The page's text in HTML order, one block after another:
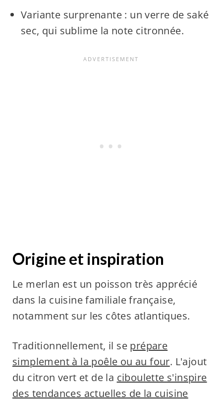
Variante surprenante : un verre de saké
sec, qui sublime la note citronnée.
Origine et inspiration
Le merlan est un poisson très apprécié
dans la cuisine familiale française,
notamment sur les côtes atlantiques.
Traditionnellement, il se prépare
simplement à la poêle ou au four. L'ajout
du citron vert et de la ciboulette s'inspire
des tendances actuelles de la cuisine